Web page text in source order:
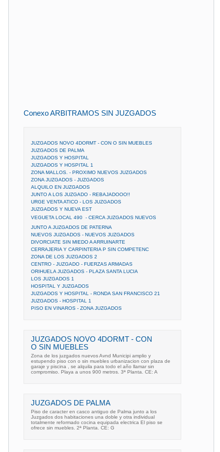
Conexo ARBITRAMOS SIN JUZGADOS
JUZGADOS NOVO 4DORMT - CON O SIN MUEBLES
JUZGADOS DE PALMA
JUZGADOS Y HOSPITAL
JUZGADOS Y HOSPITAL 1
ZONA MALLOS. - PROXIMO NUEVOS JUZGADOS
ZONA JUZGADOS - JUZGADOS
ALQUILO EN JUZGADOS
JUNTO A LOS JUZGADO - REBAJADOOO!!
URGE VENTA ATICO - LOS JUZGADOS
JUZGADOS Y NUEVA EST
VEGUETA LOCAL 490  - CERCA JUZGADOS NUEVOS
JUNTO A JUZGADOS DE PATERNA
NUEVOS JUZGADOS - NUEVOS JUZGADOS
DIVORCIATE SIN MIEDO A ARRUINARTE
CERRAJERIA Y CARPINTERIA P SIN COMPETENC
ZONA DE LOS JUZGADOS 2
CENTRO - JUZGADO - FUERZAS ARMADAS
ORIHUELA JUZGADOS - PLAZA SANTA LUCIA
LOS JUZGADOS 1
HOSPITAL Y JUZGADOS
JUZGADOS Y HOSPITAL - RONDA SAN FRANCISCO 21
JUZGADOS - HOSPITAL 1
PISO EN VINAROS - ZONA JUZGADOS
JUZGADOS NOVO 4DORMT - CON
O SIN MUEBLES
Zona de los juzgados nuevos Avnd Municipi amplio y
estupendo piso con o sin muebles urbanizacion con plaza de
garaje y piscina , se alquila para todo el año llamar sin
compromiso. Playa a unos 900 metros. 3ª Planta. CE: A
JUZGADOS DE PALMA
Piso de caracter en casco antiguo de Palma junto a los
Juzgados dos habitaciones una doble y otra individual
totalmente reformado cocina equipada electrica El piso se
ofrece sin muebles. 2ª Planta. CE: G